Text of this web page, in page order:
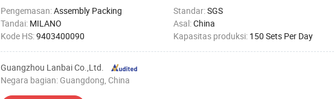
Pengemasan:Assembly Packing Standar:SGS
Tandai: MILANO Asal:China
Kode HS:9403400090 Kapasitas produksi: 150 Sets Per Day
Guangzhou Lanbai Co.,Ltd.
Negara bagian: Guangdong, China